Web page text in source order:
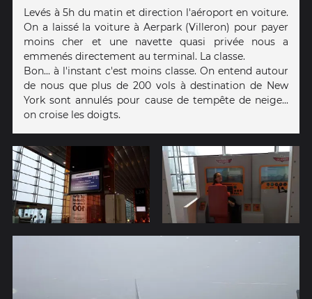
Levés à 5h du matin et direction l'aéroport en voiture.
On a laissé la voiture à Aerpark (Villeron) pour payer
moins cher et une navette quasi privée nous a
emmenés directement au terminal. La classe.
Bon... à l'instant c'est moins classe. On entend autour
de nous que plus de 200 vols à destination de New
York sont annulés pour cause de tempête de neige...
on croise les doigts.